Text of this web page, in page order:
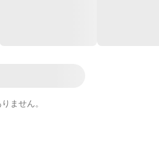
ません。